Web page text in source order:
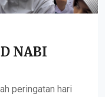
NABI
peringatan hari